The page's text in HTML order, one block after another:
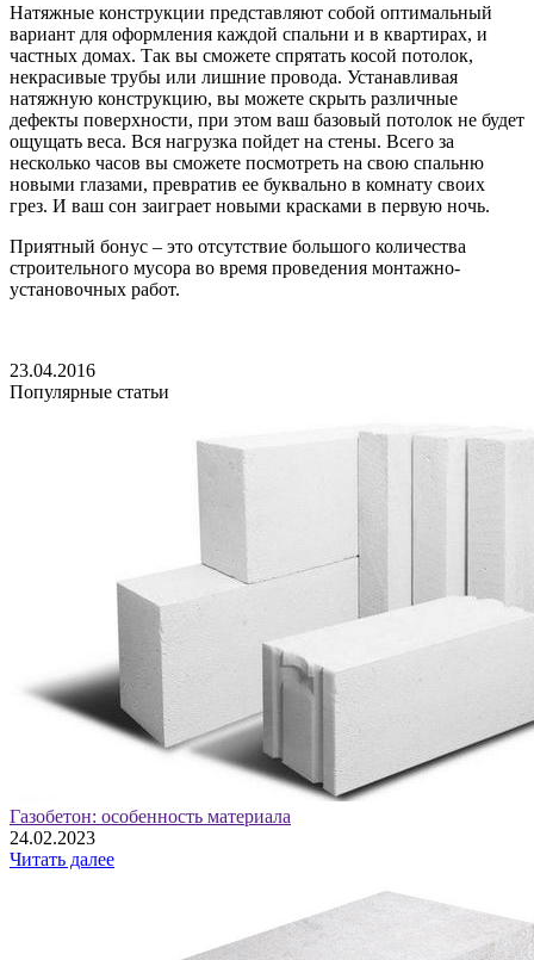
Натяжные конструкции представляют собой оптимальный
вариант для оформления каждой спальни и в квартирах, и
частных домах. Так вы сможете спрятать косой потолок,
некрасивые трубы или лишние провода. Устанавливая
натяжную конструкцию, вы можете скрыть различные
дефекты поверхности, при этом ваш базовый потолок не будет
ощущать веса. Вся нагрузка пойдет на стены. Всего за
несколько часов вы сможете посмотреть на свою спальню
новыми глазами, превратив ее буквально в комнату своих
грез. И ваш сон заиграет новыми красками в первую ночь.
Приятный бонус – это отсутствие большого количества
строительного мусора во время проведения монтажно-
установочных работ.
23.04.2016
Популярные статьи
Газобетон: особенность материала
24.02.2023
Читать далее